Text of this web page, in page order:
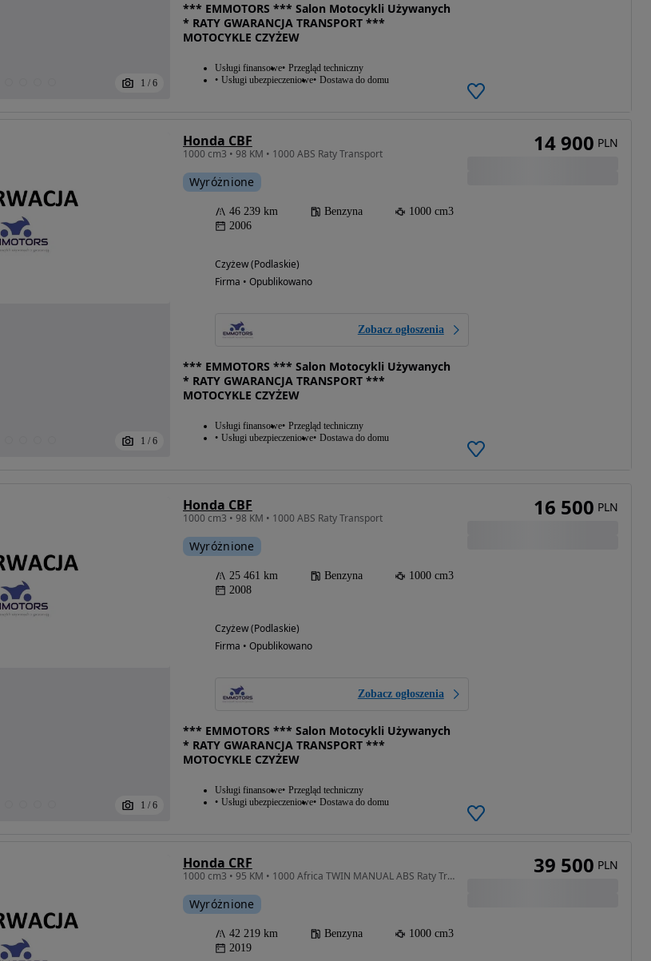
1 / 6
*** EMMOTORS *** Salon Motocykli Używanych
* RATY GWARANCJA TRANSPORT ***
MOTOCYKLE CZYŻEW
Usługi finansowe Przegląd techniczny
Usługi ubezpieczeniowe Dostawa do domu
1 / 6
Honda CBF
1000 cm3 • 98 KM • 1000 ABS Raty Transport
Wyróżnione
46 239 km Benzyna
1000 cm3
2006
Czyżew (Podlaskie)
Firma • Opublikowano
Zobacz ogłoszenia
*** EMMOTORS *** Salon Motocykli Używanych
* RATY GWARANCJA TRANSPORT ***
MOTOCYKLE CZYŻEW
Usługi finansowe Przegląd techniczny
Usługi ubezpieczeniowe Dostawa do domu
14 900 PLN
1 / 6
Honda CBF
1000 cm3 • 98 KM • 1000 ABS Raty Transport
Wyróżnione
25 461 km Benzyna
1000 cm3
2008
Czyżew (Podlaskie)
Firma • Opublikowano
Zobacz ogłoszenia
*** EMMOTORS *** Salon Motocykli Używanych
* RATY GWARANCJA TRANSPORT ***
MOTOCYKLE CZYŻEW
Usługi finansowe Przegląd techniczny
Usługi ubezpieczeniowe Dostawa do domu
16 500 PLN
Honda CRF
1000 cm3 • 95 KM • 1000 Africa TWIN MANUAL ABS Raty Transport
Wyróżnione
42 219 km Benzyna
1000 cm3
2019
39 500 PLN